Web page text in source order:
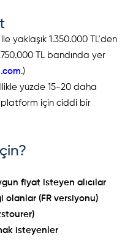
yaklaşık 1.350.000 TL'den
TL bandında yer
.)
yüzde 15-20 daha
platform için ciddi bir
fiyat isteyen alıcılar
olanlar (FR versiyonu)
isteyenler